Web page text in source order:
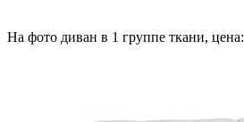
На фото диван в 1 группе ткани, цена: